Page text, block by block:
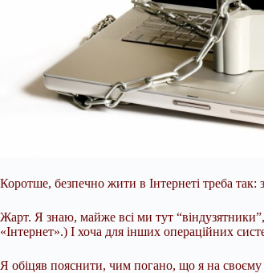
Коротше, безпечно жити в Інтернеті треба
Жарт. Я знаю, майже всі ми тут
«Інтернет».) І хоча для інших операційних
Я обіцяв пояснити, чим погано, що я на своєму